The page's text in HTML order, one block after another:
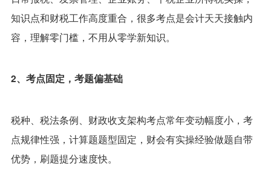
知识点和财税工作高度重合，很多考点是会计天天接触内
容，理解零门槛，不用从零学新知识。
2、考点固定，考题偏基础
税种、税法条例、财政收支架构考点常年变动幅度小，考
点规律性强，计算题题型固定，财会有实操经验做题自带
优势，刷题提分速度快。